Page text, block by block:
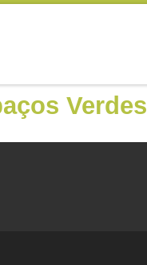
Verdes